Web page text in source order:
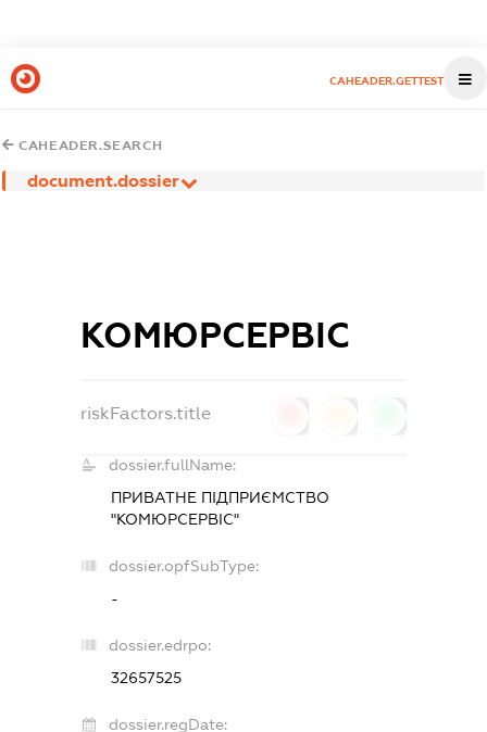
CAHEADER.GETTEST
CAHEADER.SEARCH
document.dossier
КОМЮРСЕРВІС
riskFactors.title
dossier.fullName:
ПРИВАТНЕ ПІДПРИЄМСТВО
"КОМЮРСЕРВІС"
dossier.opfSubType:
-
dossier.edrpo:
32657525
dossier.regDate: